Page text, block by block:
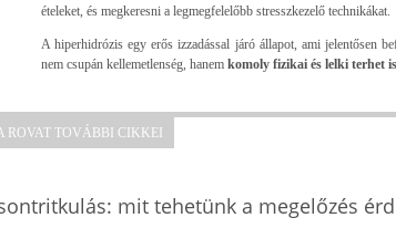
ételeket, és megkeresni a legmegfelelőbb stresszkezelő technikákat.
A hiperhidrózis egy erős izzadással járó állapot, ami jelentősen
nem csupán kellemetlenség, hanem komoly fizikai és lelki terhet
ROVAT TOVÁBBI CIKKEI
mit tehetünk a megelőzés